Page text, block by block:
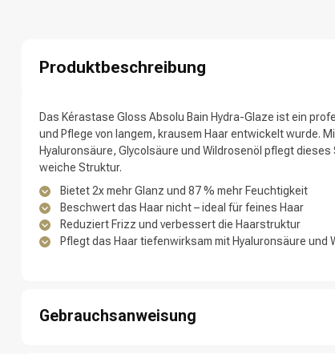
Marken
Produktbeschreibung
Das Kérastase Gloss Absolu Bain Hydra-Glaze ist ein
und Pflege von langem, krausem Haar entwickelt wurde.
Hyaluronsäure, Glycolsäure und Wildrosenöl pflegt
weiche Struktur.
Bietet 2x mehr Glanz und 87 % mehr Feuchtigkeit
Beschwert das Haar nicht – ideal für feines Haar
Reduziert Frizz und verbessert die Haarstruktur
Pflegt das Haar tiefenwirksam mit Hyaluronsäure und
Gebrauchsanweisung